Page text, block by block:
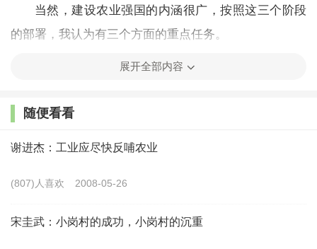
当然，建设农业强国的内涵很广，按照这三个阶段
的部署，我认为有三个方面的重点任务。
首先，要加快农业农村现代化，为我们最终建成农
建设的一个基础跟前提条件，现在世界上一些农业强国
都是实现了农业农村现代化之后，才有可能渐进为农业
为农业强国。
其次，要加快农业强国的能力体系建设。农业强国
展开全部内容
随便看看
谢进杰：工业应尽快反哺农业
(807)人喜欢 2008-05-26
宋圭武：小岗村的成功，小岗村的沉重